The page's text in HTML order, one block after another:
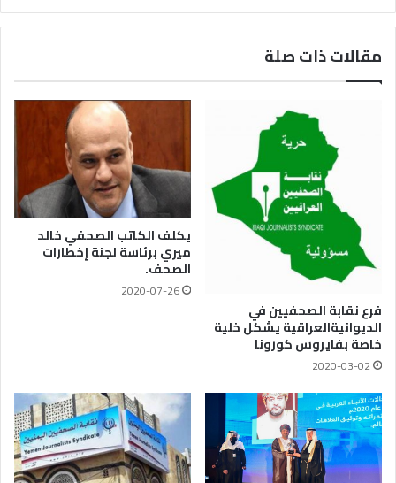
مقالات ذات صلة
فرع نقابة الصحفيين في
الديوانيةالعراقية يشكل خلية
خاصة بفايروس كورونا
2020-03-02
يكلف الكاتب الصحفي خالد
ميري برئاسة لجنة إخطارات
الصحف.
2020-07-26